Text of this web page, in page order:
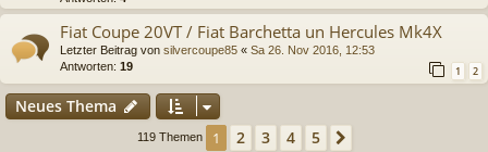
Fiat Coupe 20VT / Fiat Barchetta un Hercules Mk4X
Letzter Beitrag von silvercoupe85 « Sa 26. Nov 2016, 12:53
Antworten: 19 1 2
Neues Thema
119 Themen 1 2 3 4 5